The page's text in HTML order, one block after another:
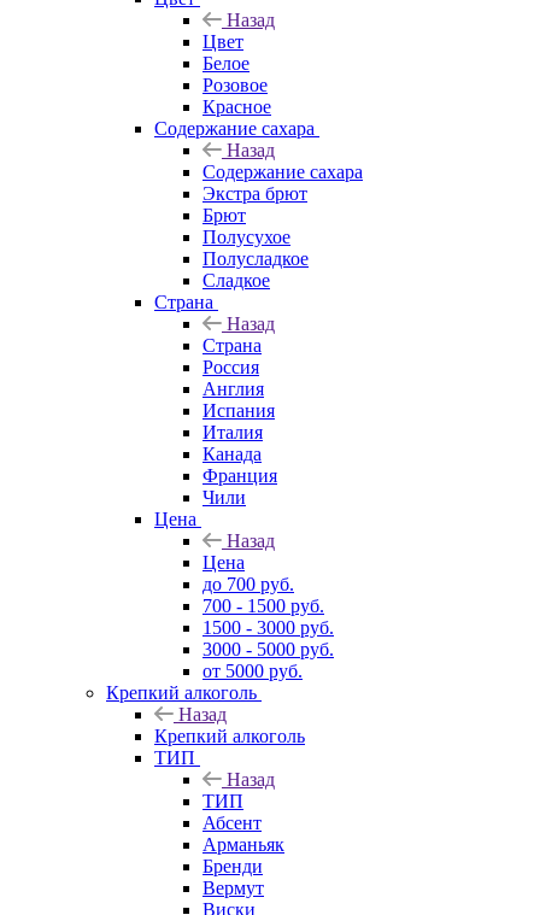
Назад
Цвет
Белое
Розовое
Красное
Содержание сахара
Назад
Содержание сахара
Экстра брют
Брют
Полусухое
Полусладкое
Сладкое
Страна
Назад
Страна
Россия
Англия
Испания
Италия
Канада
Франция
Чили
Цена
Назад
Цена
до 700 руб.
700 - 1500 руб.
1500 - 3000 руб.
3000 - 5000 руб.
от 5000 руб.
Крепкий алкоголь
Назад
Крепкий алкоголь
ТИП
Назад
ТИП
Абсент
Арманьяк
Бренди
Вермут
Виски